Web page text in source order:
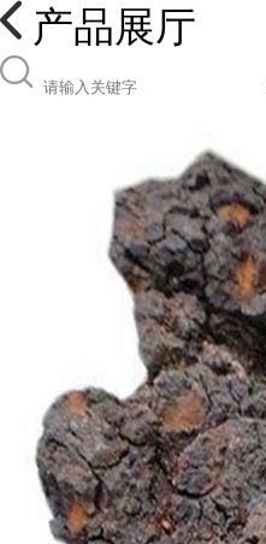
产品展厅